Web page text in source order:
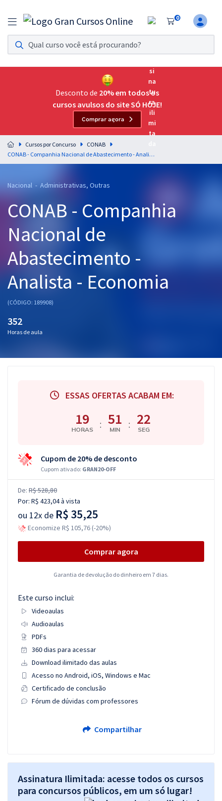
0
Assinatura Ilimitada 11
Acesso a todos os cursos. Teste grátis por 7 dias!
Assinatura OAB Até Passar
Acesso ilimitado a toda preparação para o Exame da
Residências Multiprofissionais
Preparação completa e intensiva para as principais
residências em saúde do Brasil
Cursos 20% OFF
Pós
Graduação
OAB
Questões grátis
Desconto de 20% em todos os
cursos avulsos do site SÓ HOJE!
Comprar agora
Cursos por Concurso
CONAB
CONAB - Companhia Nacional de Abastecimento - Analista - Economia
Nacional - Administrativas, Outras
CONAB - Companhia
Nacional de
Abastecimento -
Analista - Economia
(CÓDIGO: 189908)
352
Horas de aula
ESSAS OFERTAS ACABAM EM:
19
HORAS : 51
MIN : 21
SEG
Cupom de 20% de desconto
Cupom ativado: GRAN20-OFF
De: R$ 528,80
Por: R$ 423,04à vista
ou 12x de R$ 35,25
Economize R$ 105,76 (-20%)
Comprar agora
Garantia de devolução do dinheiro em 7 dias.
Este curso inclui:
Videoaulas
Audioaulas
PDFs
360 dias para acessar
Download ilimitado das aulas
Acesso no Android, iOS, Windows e Mac
Certificado de conclusão
Fórum de dúvidas com professores
Compartilhar
Assinatura Ilimitada: acesse todos os cursos
para concursos públicos, em um só lugar!